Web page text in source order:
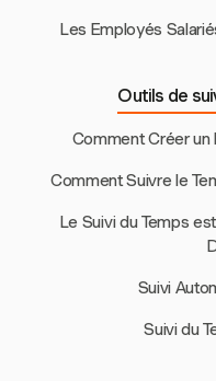
Les Employés
Outils de
Comment Créer un
Comment Suivre le
Le Suivi du Temps
Suivi
Suivi du